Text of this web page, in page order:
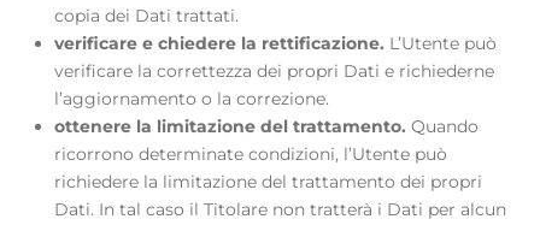
copia dei Dati trattati.
verificare e chiedere la rettificazione. L’Utente può
verificare la correttezza dei propri Dati e richiederne
l’aggiornamento o la correzione.
ottenere la limitazione del trattamento. Quando
ricorrono determinate condizioni, l’Utente può
richiedere la limitazione del trattamento dei propri
Dati. In tal caso il Titolare non tratterà i Dati per alcun